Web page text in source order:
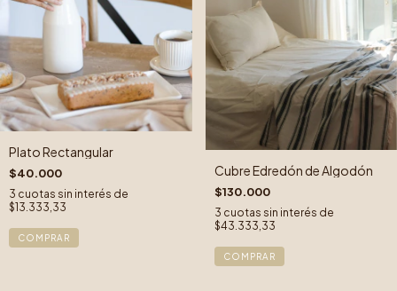
Plato Rectangular
$40.000
3 cuotas sin interés de
$13.333,33
COMPRAR
Cubre Edredón de Algodón
$130.000
3 cuotas sin interés de
$43.333,33
COMPRAR